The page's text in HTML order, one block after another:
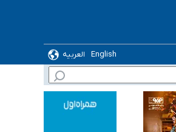
English
العربیه